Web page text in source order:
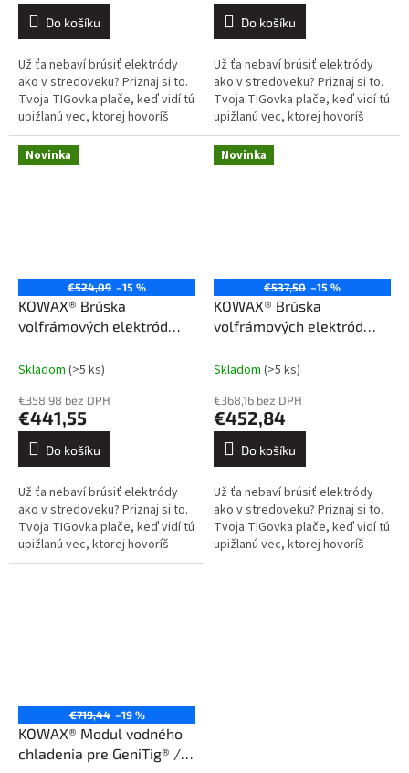
Do košíku
Už ťa nebaví brúsiť elektródy
ako v stredoveku? Priznaj si to.
Tvoja TIGovka plače, keď vidí tú
upižlanú vec, ktorej hovoríš
„nabrúsená elektróda“. Oblúk ti
tancuje po plechu...
Do košíku
Už ťa nebaví brúsiť elektródy
ako v stredoveku? Priznaj si to.
Tvoja TIGovka plače, keď vidí tú
upižlanú vec, ktorej hovoríš
„nabrúsená elektróda“. Oblúk ti
tancuje po plechu...
Novinka
€524,09 –15 %
KOWAX® Brúska
volfrámových elektród
Skladom (>5 ks)
€358,98 bez DPH
€441,55
Do košíku
Už ťa nebaví brúsiť elektródy
ako v stredoveku? Priznaj si to.
Tvoja TIGovka plače, keď vidí tú
upižlanú vec, ktorej hovoríš
„nabrúsená elektróda“. Oblúk ti
Novinka
€537,50 –15 %
KOWAX® Brúska
volfrámových elektród
Skladom (>5 ks)
€368,16 bez DPH
€452,84
Do košíku
Už ťa nebaví brúsiť elektródy
ako v stredoveku? Priznaj si to.
Tvoja TIGovka plače, keď vidí tú
upižlanú vec, ktorej hovoríš
€719,44 –19 %
KOWAX® Modul vodného
chladenia pre GeniTig® /